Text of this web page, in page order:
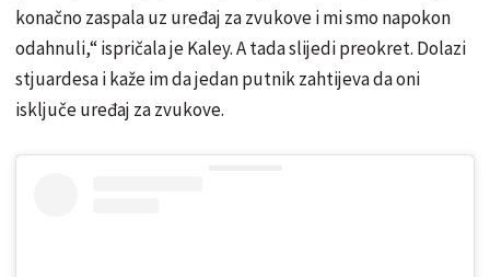
konačno zaspala uz uređaj za zvukove i mi smo napokon
odahnuli,“ ispričala je Kaley. A tada slijedi preokret. Dolazi
stjuardesa i kaže im da jedan putnik zahtijeva da oni
isključe uređaj za zvukove.